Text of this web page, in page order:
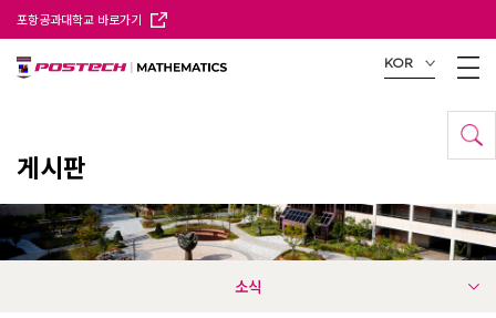
포항공과대학교 바로가기
KOR
게시판
소식